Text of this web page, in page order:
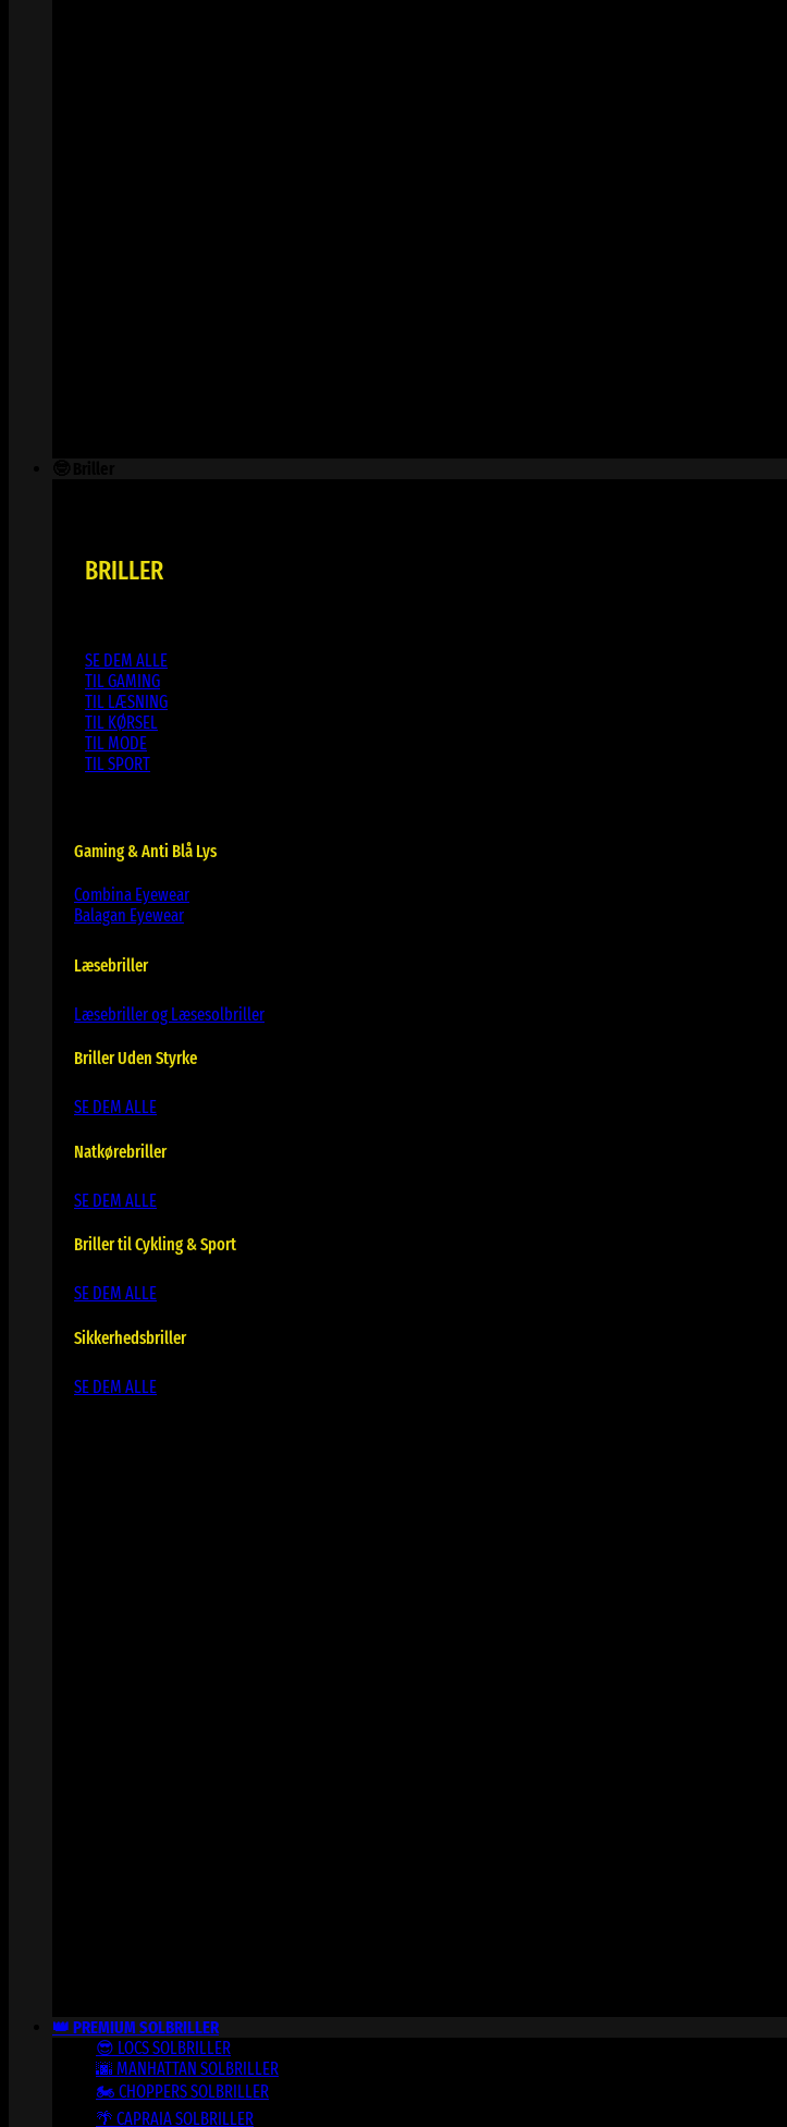
BRILLER
SE DEM ALLE
TIL GAMING
TIL LÆSNING
TIL KØRSEL
TIL MODE
TIL SPORT
Gaming & Anti Blå Lys
Combina Eyewear
Balagan Eyewear
Læsebriller
Læsebriller og Læsesolbriller
Briller Uden Styrke
SE DEM ALLE
Natkørebriller
SE DEM ALLE
Briller til Cykling & Sport
SE DEM ALLE
Sikkerhedsbriller
SE DEM ALLE
👑 PREMIUM SOLBRILLER
😎 LOCS SOLBRILLER
🌆 MANHATTAN SOLBRILLER
🏍️ CHOPPERS SOLBRILLER
🌴 CAPRAIA SOLBRILLER